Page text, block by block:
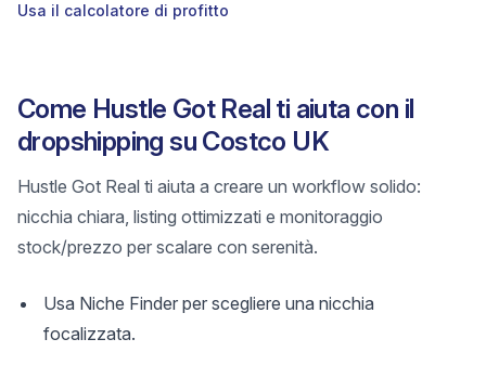
Usa il calcolatore di profitto
Come Hustle Got Real ti aiuta con il
dropshipping su Costco UK
Hustle Got Real ti aiuta a creare un workflow solido:
nicchia chiara, listing ottimizzati e monitoraggio
stock/prezzo per scalare con serenità.
Usa Niche Finder per scegliere una nicchia
focalizzata.